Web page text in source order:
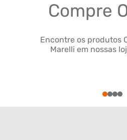
Compre
Encontre os produtos
Marelli em nossas
1234